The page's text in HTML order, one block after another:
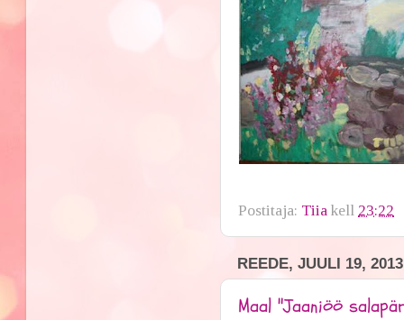
Postitaja: Tiia kell 23:22
REEDE, JUULI 19, 2013
Maal "Jaaniöö